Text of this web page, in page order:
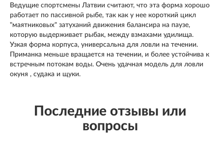
Ведущие спортсмены Латвии считают, что эта форма хорошо
работает по пассивной рыбе, так как у нее короткий цикл
"маятниковых" затуханий движения балансира на паузе,
которую выдерживает рыбак, между взмахами удилища.
Узкая форма корпуса, универсальна для ловли на течении.
Приманка меньше вращается на течении, и более устойчива к
встречным потокам воды. Очень удачная модель для ловли
окуня , судака и щуки.
Последние отзывы или
вопросы